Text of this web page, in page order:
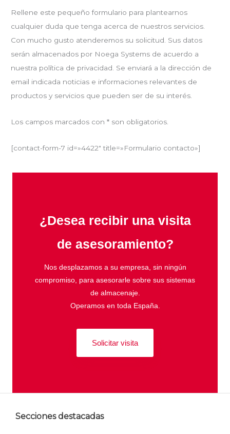
Rellene este pequeño formulario para plantearnos
cualquier duda que tenga acerca de nuestros servicios.
Con mucho gusto atenderemos su solicitud. Sus datos
serán almacenados por Noega Systems de acuerdo a
nuestra política de privacidad. Se enviará a la dirección de
email indicada noticias e informaciones relevantes de
productos y servicios que pueden ser de su interés.
Los campos marcados con * son obligatorios.
[contact-form-7 id=»4422″ title=»Formulario contacto»]
¿Desea recibir una visita
de asesoramiento?
Nos desplazamos a su empresa, sin ningún
compromiso, para asesorarle sobre sus sistemas
de almacenaje.
Operamos en toda España.
Solicitar visita
Secciones destacadas